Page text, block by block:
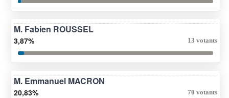
M. Fabien ROUSSEL
3,87% 13 votants
M. Emmanuel MACRON
20,83% 70 votants